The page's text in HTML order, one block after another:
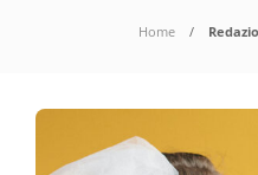
Home